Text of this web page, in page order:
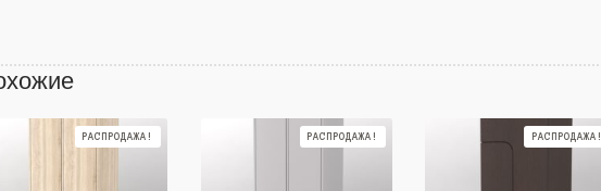
РАСПРОДАЖА! РАСПРОДАЖА! РАСПРОДАЖА!